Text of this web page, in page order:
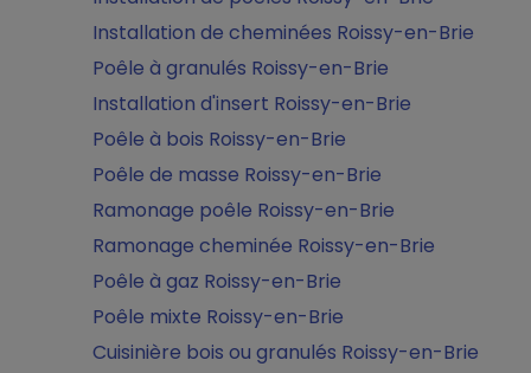
Installation de cheminées Roissy-en-Brie
Poêle à granulés Roissy-en-Brie
Installation d'insert Roissy-en-Brie
Poêle à bois Roissy-en-Brie
Poêle de masse Roissy-en-Brie
Ramonage poêle Roissy-en-Brie
Ramonage cheminée Roissy-en-Brie
Poêle à gaz Roissy-en-Brie
Poêle mixte Roissy-en-Brie
Cuisinière bois ou granulés Roissy-en-Brie